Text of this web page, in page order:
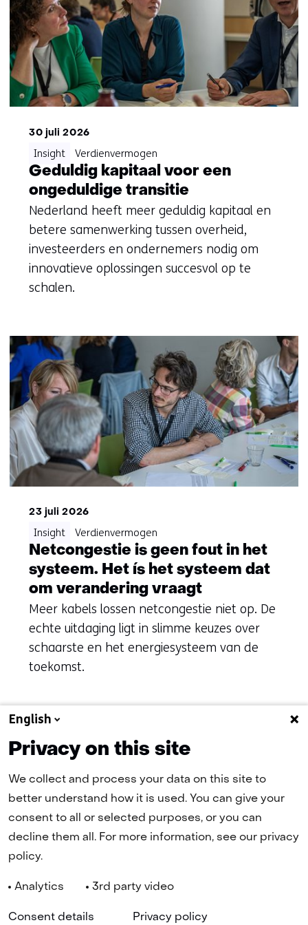
30 juli 2026
Geduldig kapitaal voor een
ongeduldige transitie
Nederland heeft meer geduldig kapitaal en
betere samenwerking tussen overheid,
investeerders en ondernemers nodig om
innovatieve oplossingen succesvol op te
schalen.
Insight Verdienvermogen
23 juli 2026
Netcongestie is geen fout in het
systeem. Het ís het systeem dat
om verandering vraagt
Meer kabels lossen netcongestie niet op. De
echte uitdaging ligt in slimme keuzes over
schaarste en het energiesysteem van de
toekomst.
Insight Verdienvermogen
Naar alle artikelen
(naar homepage)
Toegankelijkheid
NL
English
Privacy on this site
We collect and process your data on this site to
better understand how it is used. You can give your
consent to all or selected purposes, or you can
decline them all. For more information, see our privacy
policy.
Analytics 3rd party video
Consent details Privacy policy